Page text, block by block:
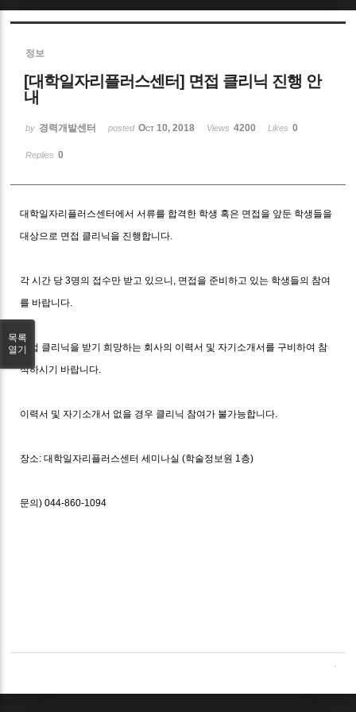
정보
[대학일자리플러스센터] 면접 클리닉 진행 안
내
by 경력개발센터 posted Oct 10, 2018 Views 4200 Likes 0
Replies 0
대학일자리플러스센터에서 서류를 합격한 학생 혹은 면접을 앞둔 학생들을
대상으로 면접 클리닉을 진행합니다.
각 시간 당 3명의 접수만 받고 있으니, 면접을 준비하고 있는 학생들의 참여
를 바랍니다.
면접 클리닉을 받기 희망하는 회사의 이력서 및 자기소개서를 구비하여 참
석하시기 바랍니다.
이력서 및 자기소개서 없을 경우 클리닉 참여가 불가능합니다.
장소: 대학일자리플러스센터 세미나실 (학술정보원 1층)
문의) 044-860-1094
목록
열기
Sketchbook5, 스케치북5
Sketchbook5, 스케치북5